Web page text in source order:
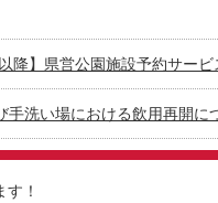
降】県営公園施設予約サー
手洗い場における飲用再開に
！